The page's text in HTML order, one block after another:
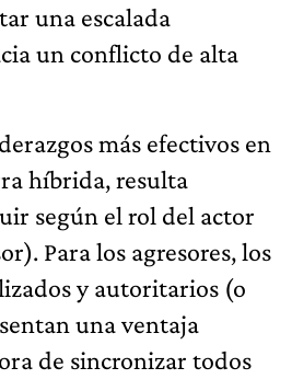
una escalada
un conflicto de alta
más efectivos en
híbrida, resulta
según el rol del actor
Para los agresores, los
y autoritarios (o
una ventaja
de sincronizar todos